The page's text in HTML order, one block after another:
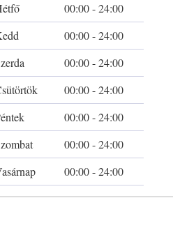
00:00 - 24:00
00:00 - 24:00
00:00 - 24:00
00:00 - 24:00
00:00 - 24:00
00:00 - 24:00
00:00 - 24:00